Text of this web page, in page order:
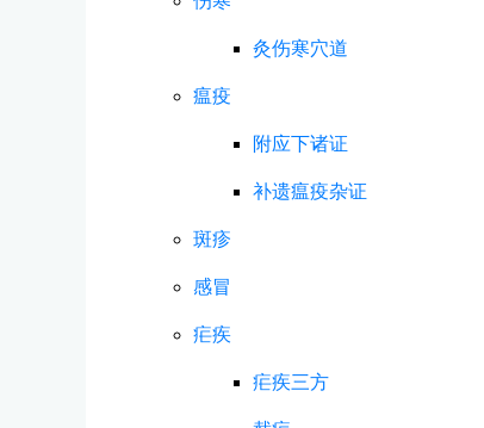
灸伤寒穴道
瘟疫
附应下诸证
补遗瘟疫杂证
斑疹
感冒
疟疾
疟疾三方